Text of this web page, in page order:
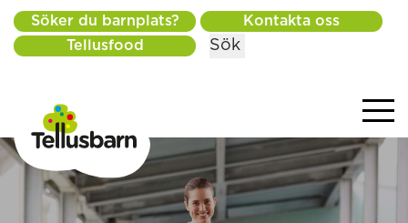
Söker du barnplats?
Kontakta oss
Tellusfood
Sök